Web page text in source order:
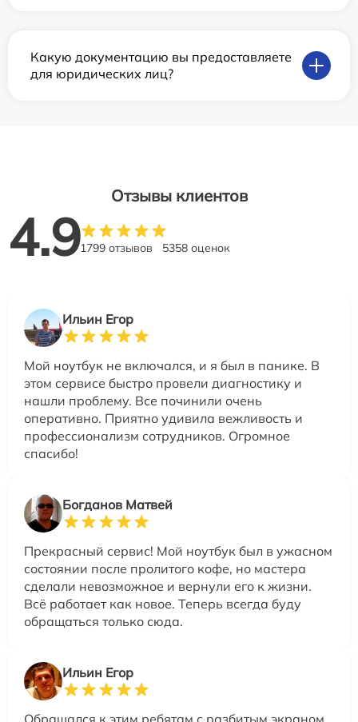
Какую документацию вы предоставляете
для юридических лиц?
Отзывы клиентов
4.91799 отзывов 5358 оценок
Ильин Егор
Мой ноутбук не включался, и я был в панике. В
этом сервисе быстро провели диагностику и
нашли проблему. Все починили очень
оперативно. Приятно удивила вежливость и
профессионализм сотрудников. Огромное
спасибо!
Богданов Матвей
Прекрасный сервис! Мой ноутбук был в ужасном
состоянии после пролитого кофе, но мастера
сделали невозможное и вернули его к жизни.
Всё работает как новое. Теперь всегда буду
обращаться только сюда.
Ильин Егор
Обращался к этим ребятам с разбитым экраном.